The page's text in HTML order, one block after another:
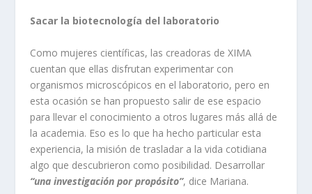
Sacar la biotecnología del laboratorio
Como mujeres científicas, las creadoras de XIMA
cuentan que ellas disfrutan experimentar con
organismos microscópicos en el laboratorio, pero en
esta ocasión se han propuesto salir de ese espacio
para llevar el conocimiento a otros lugares más allá de
la academia. Eso es lo que ha hecho particular esta
experiencia, la misión de trasladar a la vida cotidiana
algo que descubrieron como posibilidad. Desarrollar
“una investigación por propósito”, dice Mariana.